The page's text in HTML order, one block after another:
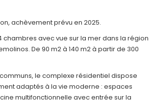
achèvement prévu en 2025.
chambres avec vue sur la mer dans la région
De 90 m2 à 140 m2 à partir de 300
le complexe résidentiel dispose
adaptés à la vie moderne : espaces
multifonctionnelle avec entrée sur la